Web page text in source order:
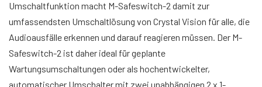
Umschaltfunktion macht M-Safeswitch-2 damit zur
umfassendsten Umschaltlösung von Crystal Vision für alle, die
Audioausfälle erkennen und darauf reagieren müssen. Der M-
Safeswitch-2 ist daher ideal für geplante
Wartungsumschaltungen oder als hochentwickelter,
automatischer Umschalter mit zwei unabhängigen 2 x 1-